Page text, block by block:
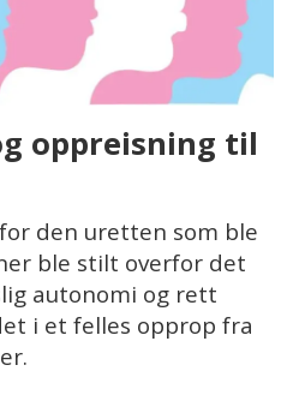
oppreisning til
den uretten som ble
ble stilt overfor det
autonomi og rett
i et felles opprop fra